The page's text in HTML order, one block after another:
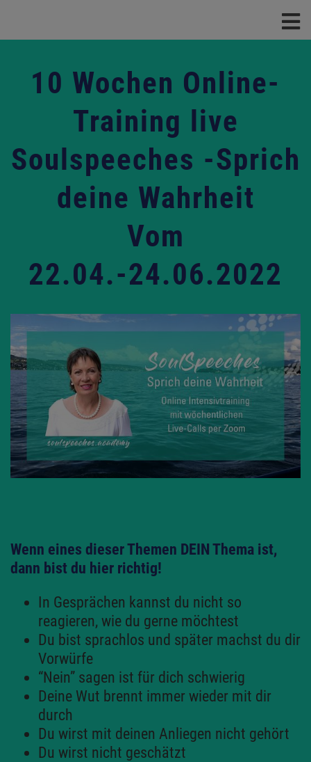
10 Wochen Online-
Training live
Soulspeeches -Sprich
deine Wahrheit
Vom
22.04.-24.06.2022
Wenn eines dieser Themen DEIN Thema ist,
dann bist du hier richtig!
In Gesprächen kannst du nicht so
reagieren, wie du gerne möchtest
Du bist sprachlos und später machst du dir
Vorwürfe
“Nein” sagen ist für dich schwierig
Deine Wut brennt immer wieder mit dir
durch
Du wirst mit deinen Anliegen nicht gehört
Du wirst nicht geschätzt